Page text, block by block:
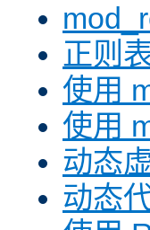
正则
使用
使用
动态
动态